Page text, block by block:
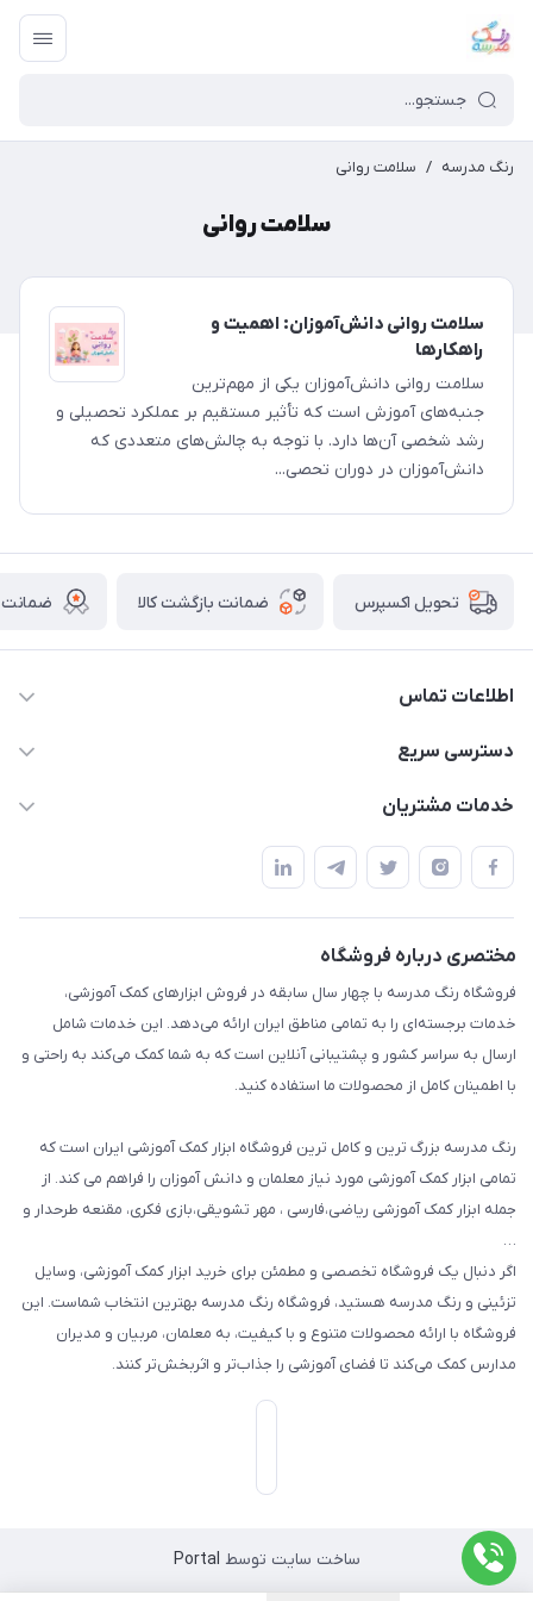
رنگ مدرسه / سلامت روانی
سلامت روانی
سلامت روانی دانش‌آموزان: اهمیت و
راهکارها
سلامت روانی دانش‌آموزان یکی از مهم‌ترین
جنبه‌های آموزش است که تأثیر مستقیم بر عملکرد تحصیلی و
رشد شخصی آن‌ها دارد. با توجه به چالش‌های متعددی که
دانش‌آموزان در دوران تحصی...
تحویل اکسپرس ضمانت بازگشت کالا ضمانت
اطلاعات تماس
02136781755
دسترسی سریع
پلنر و دفتر
استایل معلم و دانش آموز
بازی و نمایش
تزئین کلاس
طرح های تشویقی
گیفت ها و جوایز
سایر محصولات
خدمات مشتریان
قوانین و مقررات
حریم خصوصی
مختصری درباره فروشگاه
فروشگاه رنگ مدرسه با چهار سال سابقه در فروش ابزارهای کمک آموزشی،
خدمات برجسته‌ای را به تمامی مناطق ایران ارائه می‌دهد. این خدمات شامل
ارسال به سراسر کشور و پشتیبانی آنلاین است که به شما کمک می‌کند به راحتی و
با اطمینان کامل از محصولات ما استفاده کنید.
رنگ مدرسه بزرگ ترین و کامل ترین فروشگاه ابزار کمک آموزشی ایران است که
تمامی ابزار کمک آموزشی مورد نیاز معلمان و دانش آموزان را فراهم می کند. از
جمله ابزار کمک آموزشی ریاضی،فارسی ، مهر تشویقی،بازی فکری، مقنعه طرحدار و
…
اگر دنبال یک فروشگاه تخصصی و مطمئن برای خرید ابزار کمک آموزشی، وسایل
تزئینی و رنگ مدرسه هستید، فروشگاه رنگ مدرسه بهترین انتخاب شماست. این
فروشگاه با ارائه محصولات متنوع و با کیفیت، به معلمان، مربیان و مدیران
مدارس کمک می‌کند تا فضای آموزشی را جذاب‌تر و اثربخش‌تر کنند.
ساخت سایت توسط Portal